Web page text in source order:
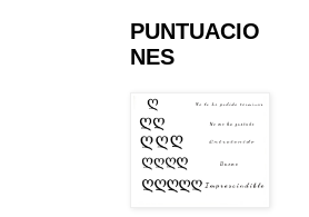
PUNTUACIO
NES